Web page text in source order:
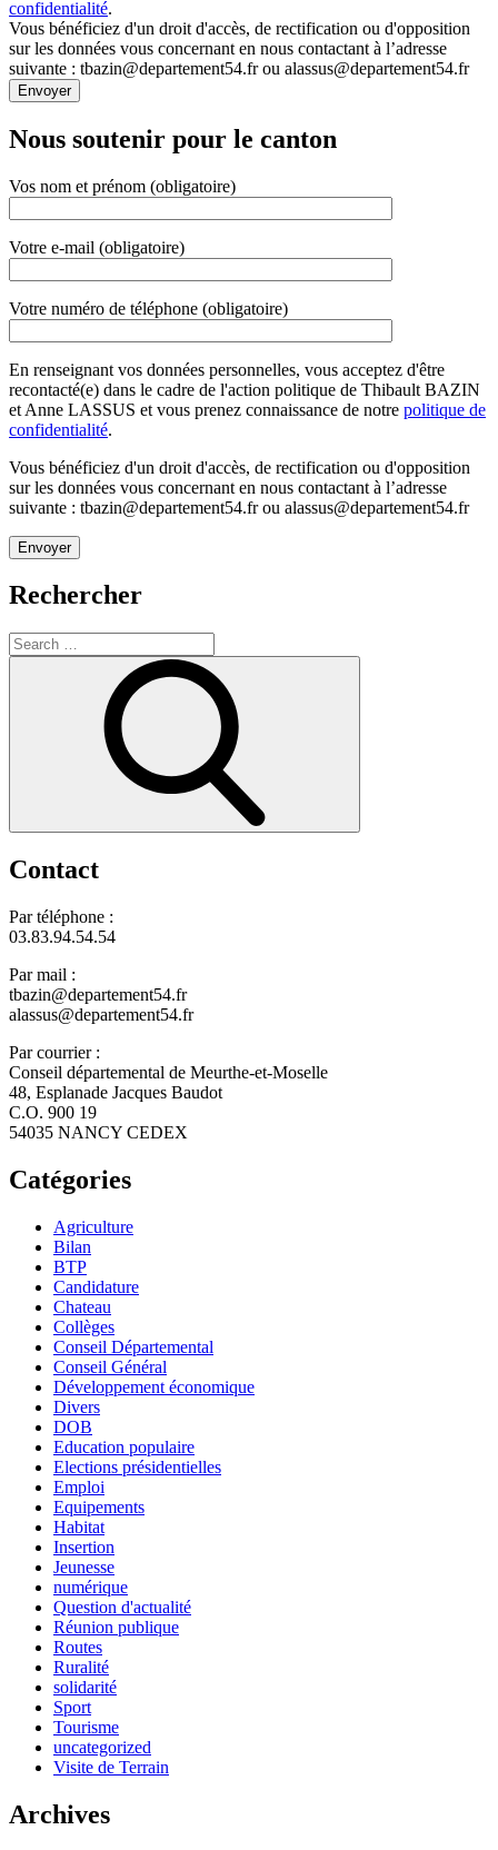
confidentialité.
Vous bénéficiez d'un droit d'accès, de rectification ou d'opposition
sur les données vous concernant en nous contactant à l’adresse
suivante : tbazin@departement54.fr ou alassus@departement54.fr
Nous soutenir pour le canton
Vos nom et prénom (obligatoire)
Votre e-mail (obligatoire)
Votre numéro de téléphone (obligatoire)
En renseignant vos données personnelles, vous acceptez d'être
recontacté(e) dans le cadre de l'action politique de Thibault BAZIN
et Anne LASSUS et vous prenez connaissance de notre politique de
confidentialité.
Vous bénéficiez d'un droit d'accès, de rectification ou d'opposition
sur les données vous concernant en nous contactant à l’adresse
suivante : tbazin@departement54.fr ou alassus@departement54.fr
Rechercher
Search
for:
Contact
Par téléphone :
03.83.94.54.54
Par mail :
tbazin@departement54.fr
alassus@departement54.fr
Par courrier :
Conseil départemental de Meurthe-et-Moselle
48, Esplanade Jacques Baudot
C.O. 900 19
54035 NANCY CEDEX
Catégories
Agriculture
Bilan
BTP
Candidature
Chateau
Collèges
Conseil Départemental
Conseil Général
Développement économique
Divers
DOB
Education populaire
Elections présidentielles
Emploi
Equipements
Habitat
Insertion
Jeunesse
numérique
Question d'actualité
Réunion publique
Routes
Ruralité
solidarité
Sport
Tourisme
uncategorized
Visite de Terrain
Archives